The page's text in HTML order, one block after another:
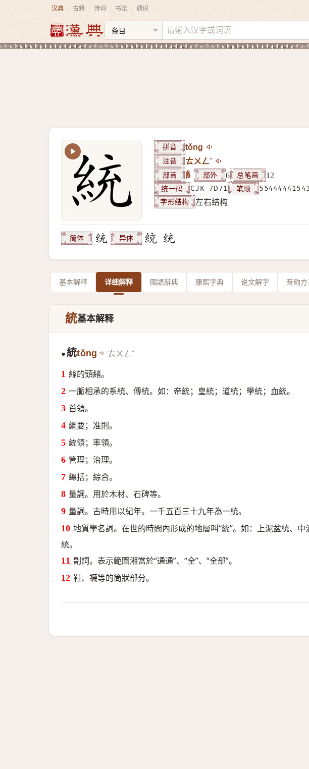
汉典 古籍 诗词 书法 通识
拼音 tǒng
注音 ㄊㄨㄥˇ
部首 糹 部外 6 总笔画 12
统一码 CJK 7D71 笔顺
字形结构 左右结构
简体 异体
基本解释 详细解释 國語辭典 康熙字典 说文解字 音韵
統基本解释
● 統tǒng ㄊㄨㄥˇ
絲的頭緒。
一脈相承的系統、傳統。如：帝統；皇統；道統；學統；血統。
首領。
綱要；准則。
統領；率領。
管理；治理。
總括；綜合。
量詞。用於木材、石碑等。
量詞。古時用以紀年。一千五百三十九年為一統。
地質學名詞。在世的時間內形成的地層叫“統”。如：上泥盆統、
統。
副詞。表示範圍湘當於“通通”、“全”、“全部”。
鞋、襪等的筒狀部分。